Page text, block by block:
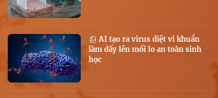
AI tạo ra virus diệt vi khuẩn
làm dấy lên mối lo an toàn sinh
học